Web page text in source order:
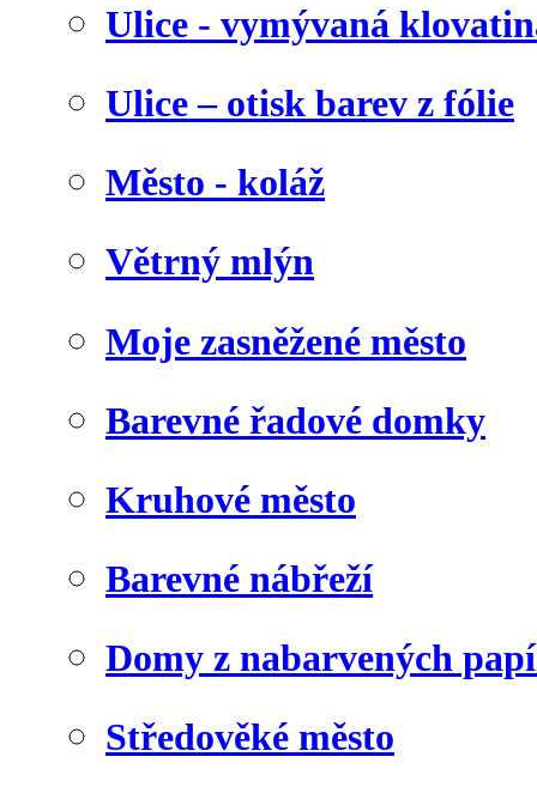
Ulice - vymývaná
Ulice – otisk barev z fólie
Město - koláž
Větrný mlýn
Moje zasněžené město
Barevné řadové domky
Kruhové město
Barevné nábřeží
Domy z nabarvených
Středověké město